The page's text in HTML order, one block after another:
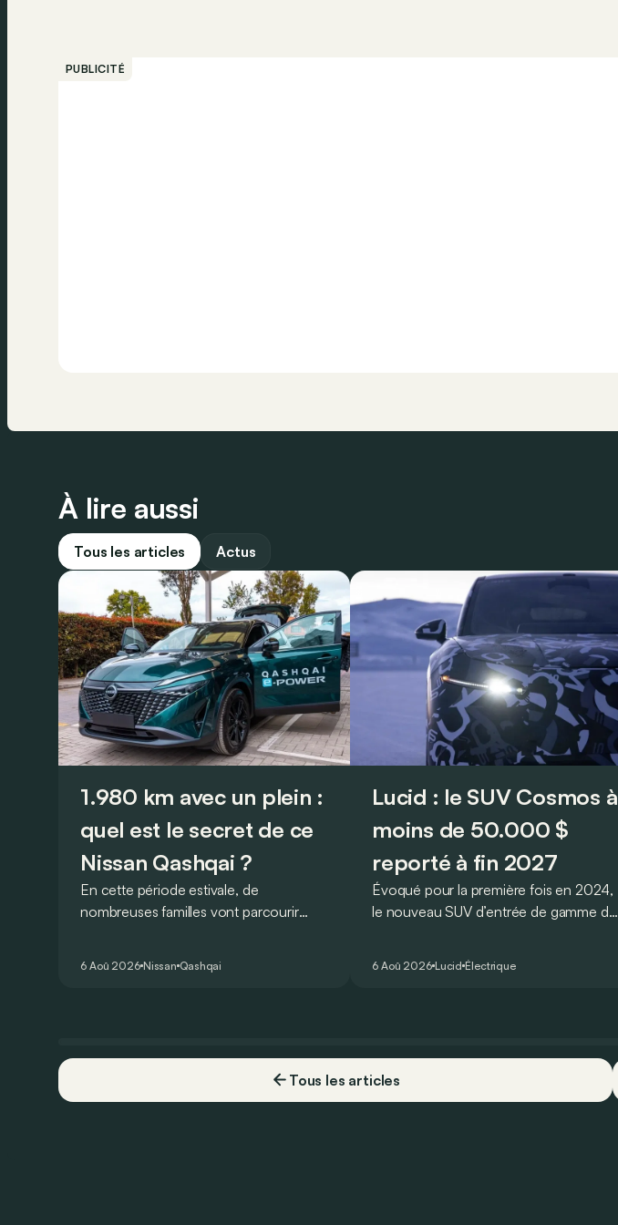
PUBLICITÉ
À lire aussi
Tous les articles Actus
1.980 km avec un plein :
quel est le secret de ce
Nissan Qashqai ?
En cette période estivale, de
nombreuses familles vont parcourir
Qashqai e-Power, il serait possible de
vrai ?
6 Aoû 2026 Nissan Qashqai
Lucid : le SUV Cosmos à
moins de 50.000 $
reporté à fin 2027
Évoqué pour la première fois en 2024,
le nouveau SUV d’entrée de gamme de
6 Aoû 2026 Lucid Électrique
Tous les articles